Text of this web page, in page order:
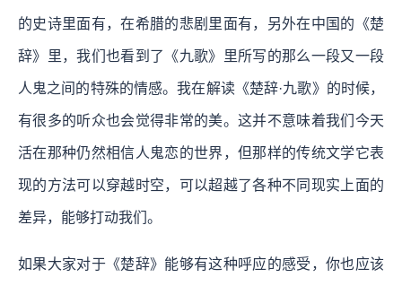
的史诗里面有，在希腊的悲剧里面有，另外在中国的《楚
辞》里，我们也看到了《九歌》里所写的那么一段又一段
人鬼之间的特殊的情感。我在解读《楚辞·九歌》的时候，
有很多的听众也会觉得非常的美。这并不意味着我们今天
活在那种仍然相信人鬼恋的世界，但那样的传统文学它表
现的方法可以穿越时空，可以超越了各种不同现实上面的
差异，能够打动我们。
如果大家对于《楚辞》能够有这种呼应的感受，你也应该